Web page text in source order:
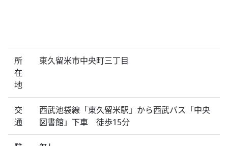
所
在
地
東久留米市中央町三丁目
交
通
西武池袋線「東久留米駅」から西武バス「中央
図書館」下車 徒歩15分